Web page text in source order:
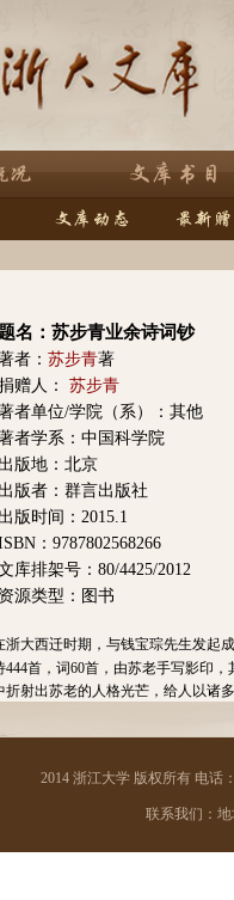
名：苏步青业余诗词钞
者： 苏步青著
赠人： 苏步青
者单位/学院（系）：其他
者学系：中国科学院
版地：北京
版者：群言出版社
版时间：2015.1
：9787802568266
库排架号：80/4425/2012
资源类型：图书
大西迁时期，与钱宝琮先生发
首，词60首，由苏老手写影印
射出苏老的人格光芒，给人以诸
2014 浙江大学 版权所有 电话
联系我们：地